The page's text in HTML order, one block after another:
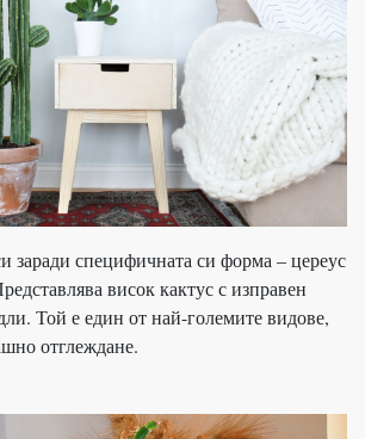
заради специфичната си форма – цереус
висок кактус с изправен
Той е един от най-големите видове,
отглеждане.